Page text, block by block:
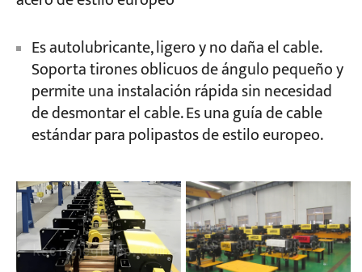
Es autolubricante, ligero y no daña el cable.
Soporta tirones oblicuos de ángulo pequeño y
permite una instalación rápida sin necesidad
de desmontar el cable. Es una guía de cable
estándar para polipastos de estilo europeo.